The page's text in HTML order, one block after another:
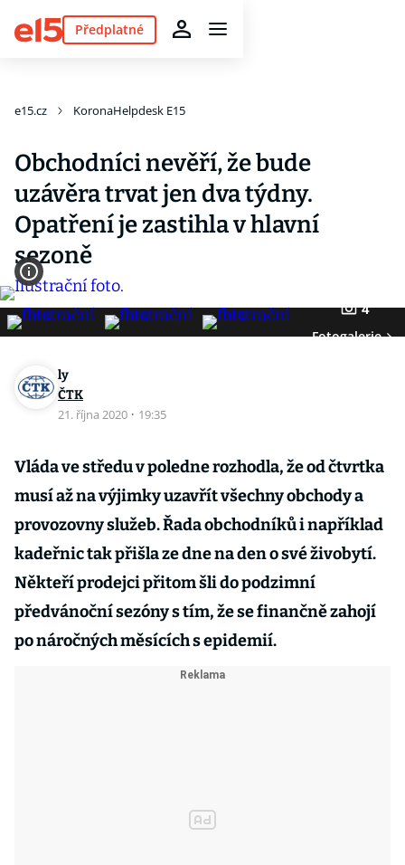
Předplatné
e15.cz KoronaHelpdesk E15
Obchodníci nevěří, že bude
uzávěra trvat jen dva týdny.
Opatření je zastihla v hlavní
sezoně
4
Fotogalerie
ly
ČTK
21. října 2020 · 19:35
Vláda ve středu v poledne rozhodla, že od čtvrtka
musí až na výjimky uzavřít všechny obchody a
provozovny služeb. Řada obchodníků i například
kadeřnic tak přišla ze dne na den o své živobytí.
Někteří prodejci přitom šli do podzimní
předvánoční sezóny s tím, že se finančně zahojí
po náročných měsících s epidemií.